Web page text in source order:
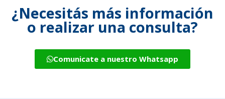
¿Necesitás más información
o realizar una consulta?
Comunicate a nuestro Whatsapp